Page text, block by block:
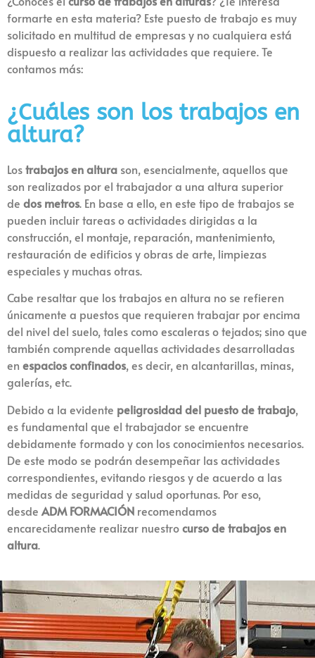
formarte en esta materia? Este puesto de trabajo es muy
solicitado en multitud de empresas y no cualquiera está
dispuesto a realizar las actividades que requiere. Te
contamos más:
¿Cuáles son los trabajos en
altura?
Lostrabajos en altura son, esencialmente, aquellos que
son realizados por el trabajador a una altura superior
de dos metros. En base a ello, en este tipo de trabajos se
pueden incluir tareas o actividades dirigidas a la
construcción, el montaje, reparación, mantenimiento,
restauración de edificios y obras de arte, limpiezas
especiales y muchas otras.
Cabe resaltar que los trabajos en altura no se refieren
únicamente a puestos que requieren trabajar por encima
del nivel del suelo, tales como escaleras o tejados; sino que
también comprende aquellas actividades desarrolladas
en espacios confinados, es decir, en alcantarillas, minas,
galerías, etc.
Debido a la evidente peligrosidad del puesto de trabajo,
es fundamental que el trabajador se encuentre
debidamente formado y con los conocimientos necesarios.
De este modo se podrán desempeñar las actividades
correspondientes, evitando riesgos y de acuerdo a las
medidas de seguridad y salud oportunas. Por eso,
desde ADM FORMACIÓN recomendamos
encarecidamente realizar nuestrocurso de trabajos en
altura.